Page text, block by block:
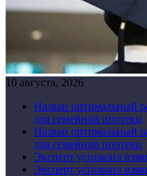
10 августа, 2026
Назван оптимальный
для семейной ипотеки
Назван оптимальный
для семейной ипотеки
Эксперт успокоил
Эксперт успокоил